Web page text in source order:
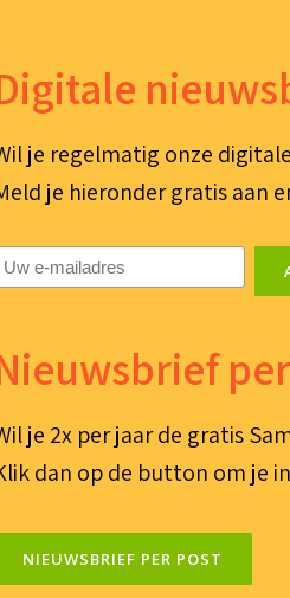
je regelmatig onze
je hieronder gratis aan
E-
(Vereist)
je 2x per jaar de gratis
dan op de button om je
NIEUWSBRIEF PER POST